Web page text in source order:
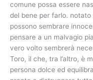
comune possa essere
del bene per farlo.
possono sembrare
pensare a un malvagio
vero volto sembrerà
Toro, il che, tra l’altro, è
persona dolce ed